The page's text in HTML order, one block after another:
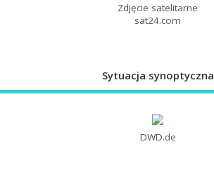
Zdjęcie satelitarne
sat24.com
Sytuacja synoptyczna
DWD.de